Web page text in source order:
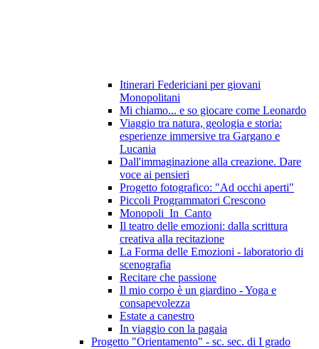
Itinerari Federiciani per giovani
Monopolitani
Mi chiamo... e so giocare come Leonardo
Viaggio tra natura, geologia e storia:
esperienze immersive tra Gargano e
Lucania
Dall'immaginazione alla creazione. Dare
voce ai pensieri
Progetto fotografico: "Ad occhi aperti"
Piccoli Programmatori Crescono
Monopoli_In_Canto
Il teatro delle emozioni: dalla scrittura
creativa alla recitazione
La Forma delle Emozioni - laboratorio di
scenografia
Recitare che passione
Il mio corpo è un giardino - Yoga e
consapevolezza
Estate a canestro
In viaggio con la pagaia
Progetto "Orientamento" - sc. sec. di I grado